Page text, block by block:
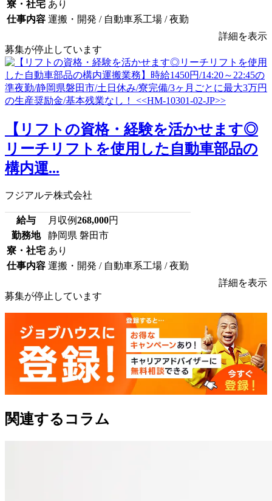
寮・社宅 あり
仕事内容 運搬・開発 / 自動車系工場 / 夜勤
詳細を表示
募集が停止しています
【リフトの資格・経験を活かせます◎
リーチリフトを使用した自動車部品の
構内運...
フジアルテ株式会社
給与 月収例268,000円
勤務地
静岡県 磐田市
寮・社宅 あり
仕事内容 運搬・開発 / 自動車系工場 / 夜勤
詳細を表示
募集が停止しています
関連するコラム